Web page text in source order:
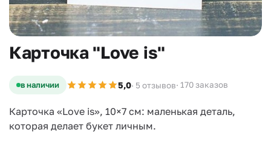
Карточка "Love is"
в наличии 5,0· 5 отзывов· 170 заказов
Карточка «Love is», 10×7 см: маленькая деталь,
которая делает букет личным.